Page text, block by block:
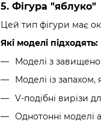
5. Фігура "яблуко"
Цей тип фігури має
Які моделі підходять:
Моделі з
Моделі із запахом,
V-подібні вирізи
Однотонні моделі